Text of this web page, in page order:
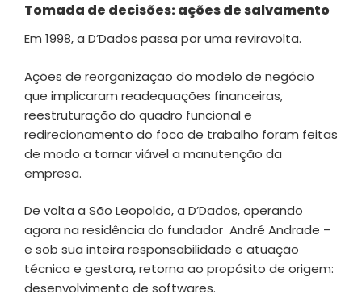
Tomada de decisões: ações de salvamento
Em 1998, a D’Dados passa por uma reviravolta.
Ações de reorganização do modelo de negócio
que implicaram readequações financeiras,
reestruturação do quadro funcional e
redirecionamento do foco de trabalho foram feitas
de modo a tornar viável a manutenção da
empresa.
De volta a São Leopoldo, a D’Dados, operando
agora na residência do fundador André Andrade –
e sob sua inteira responsabilidade e atuação
técnica e gestora, retorna ao propósito de origem:
desenvolvimento de softwares.